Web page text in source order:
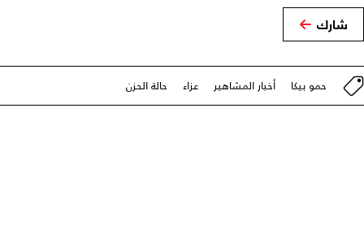
شارك
حمو بيكا أخبار المشاهير عزاء حالة الحزن